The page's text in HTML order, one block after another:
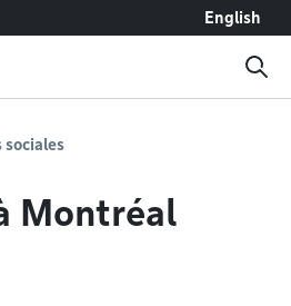
English
sociales
Montréal